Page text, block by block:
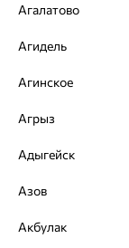
Агалатово
Агидель
Агинское
Агрыз
Адыгейск
Азов
Акбулак